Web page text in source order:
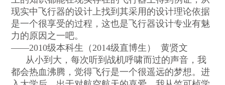
现实中飞行器的设计上找到其采用的设计理论依据
是一个很享受的过程，这也是飞行器设计专业有魅
力的原因之一吧。
——2010级本科生（2014级直博生）
黄贤文
从小到大，每次听到战机呼啸而过的声音，我
都会热血沸腾，觉得飞行是一个很遥远的梦想。进